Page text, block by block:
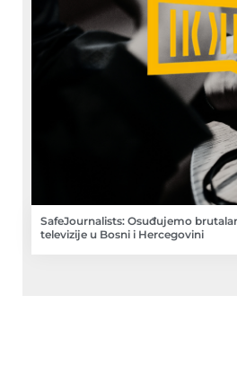
SafeJournalists: Osuđujemo
televizije u Bosni i Hercegovini